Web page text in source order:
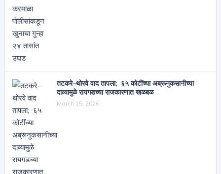
तटकरे–थोरवे वाद तापला; ६५ कोटींच्या अब्रूनुकसानीच्या
दाव्यामुळे रायगडच्या राजकारणात खळबळ
March 15, 2026